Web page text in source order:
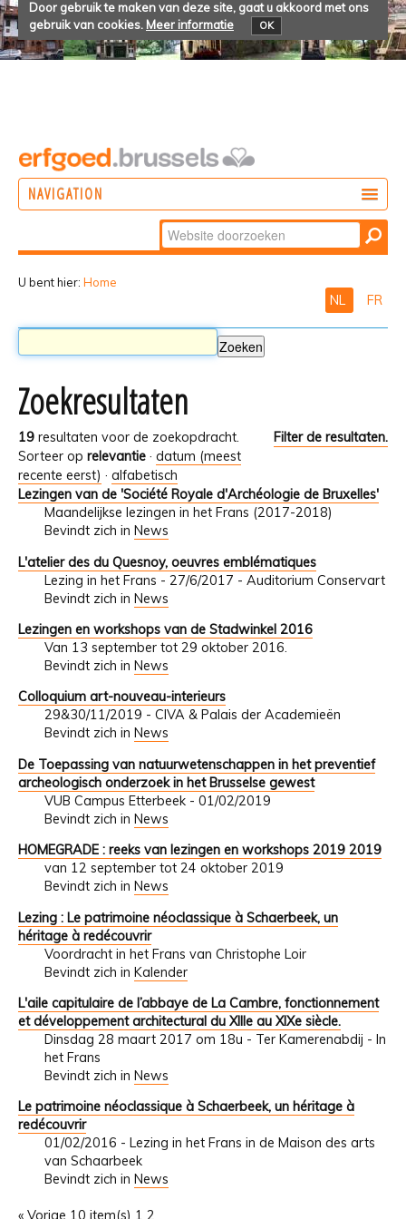
Door gebruik te maken van deze site, gaat u akkoord met ons
gebruik van cookies. Meer informatie OK
NAVIGATION
Zoek
Geavanceerd
U bent hier: Home
NL FR
Zoekresultaten
19 resultaten voor de zoekopdracht.
Filter de resultaten.
Sorteer op relevantie · datum (meest
recente eerst) · alfabetisch
Lezingen van de 'Société Royale d'Archéologie de Bruxelles'
Maandelijkse lezingen in het Frans (2017-2018)
Bevindt zich in News
L'atelier des du Quesnoy, oeuvres emblématiques
Lezing in het Frans - 27/6/2017 - Auditorium Conservart
Bevindt zich in News
Lezingen en workshops van de Stadwinkel 2016
Van 13 september tot 29 oktober 2016.
Bevindt zich in News
Colloquium art-nouveau-interieurs
29&30/11/2019 - CIVA & Palais der Academieën
Bevindt zich in News
De Toepassing van natuurwetenschappen in het preventief
archeologisch onderzoek in het Brusselse gewest
VUB Campus Etterbeek - 01/02/2019
Bevindt zich in News
HOMEGRADE : reeks van lezingen en workshops 2019 2019
van 12 september tot 24 oktober 2019
Bevindt zich in News
Lezing : Le patrimoine néoclassique à Schaerbeek, un
héritage à redécouvrir
Voordracht in het Frans van Christophe Loir
Bevindt zich in Kalender
L'aile capitulaire de l’abbaye de La Cambre, fonctionnement
et développement architectural du XIIIe au XIXe siècle.
Dinsdag 28 maart 2017 om 18u - Ter Kamerenabdij - In
het Frans
Bevindt zich in News
Le patrimoine néoclassique à Schaerbeek, un héritage à
redécouvrir
01/02/2016 - Lezing in het Frans in de Maison des arts
van Schaarbeek
Bevindt zich in News
« Vorige 10 item(s) 1 2